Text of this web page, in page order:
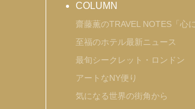
COLUMN
齋藤薫のTRAVEL NOTES「心
至福のホテル最新ニュース
最旬シークレット・ロンドン
アートなNY便り
気になる世界の街角から